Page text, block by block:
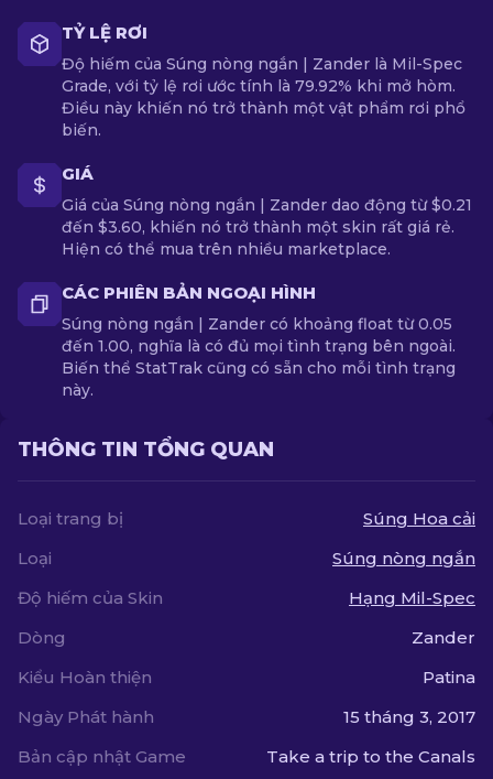
TỶ LỆ RƠI
Độ hiếm của Súng nòng ngắn | Zander là Mil-Spec
Grade, với tỷ lệ rơi ước tính là 79.92% khi mở hòm.
Điều này khiến nó trở thành một vật phẩm rơi phổ
biến.
GIÁ
Giá của Súng nòng ngắn | Zander dao động từ $0.21
đến $3.60, khiến nó trở thành một skin rất giá rẻ.
Hiện có thể mua trên nhiều marketplace.
CÁC PHIÊN BẢN NGOẠI HÌNH
Súng nòng ngắn | Zander có khoảng float từ 0.05
đến 1.00, nghĩa là có đủ mọi tình trạng bên ngoài.
Biến thể StatTrak cũng có sẵn cho mỗi tình trạng
này.
THÔNG TIN TỔNG QUAN
Loại trang bị
Súng Hoa cải
Loại
Súng nòng ngắn
Độ hiếm của Skin
Hạng Mil-Spec
Dòng
Zander
Kiểu Hoàn thiện
Patina
Ngày Phát hành
15 tháng 3, 2017
Bản cập nhật Game
Take a trip to the Canals